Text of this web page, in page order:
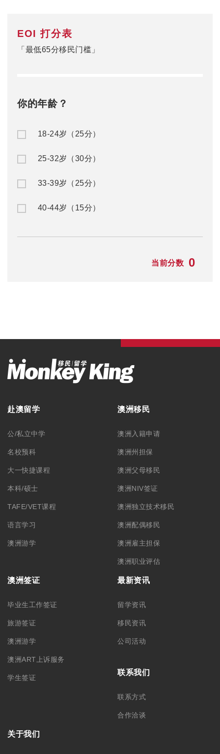
EOI 打分表
「最低65分移民门槛」
你的年龄？
18-24岁（25分）
25-32岁（30分）
33-39岁（25分）
40-44岁（15分）
当前分数 0
赴澳留学
公/私立中学
名校预科
大一快捷课程
本科/硕士
TAFE/VET课程
语言学习
澳洲游学
澳洲移民
澳洲入籍申请
澳洲州担保
澳洲父母移民
澳洲NIV签证
澳洲独立技术移民
澳洲配偶移民
澳洲雇主担保
澳洲职业评估
澳洲签证
毕业生工作签证
旅游签证
澳洲游学
澳洲ART上诉服务
学生签证
最新资讯
留学资讯
移民资讯
公司活动
联系我们
联系方式
合作洽谈
关于我们